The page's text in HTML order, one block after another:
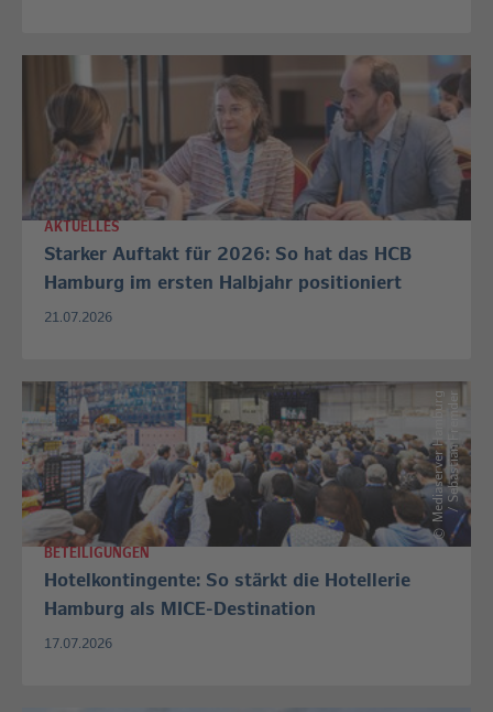
AKTUELLES
Starker Auftakt für 2026: So hat das HCB
Hamburg im ersten Halbjahr positioniert
21.07.2026
©
M
e
d
i
a
s
e
r
v
e
r
H
a
m
b
u
r
g
/
S
e
b
a
s
t
i
a
n
F
r
e
m
d
er
BETEILIGUNGEN
Hotelkontingente: So stärkt die Hotellerie
Hamburg als MICE-Destination
17.07.2026